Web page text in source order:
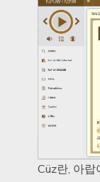
Cüz란, 아